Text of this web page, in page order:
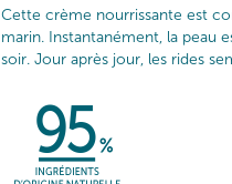
Cette crème nourrissante est
marin. Instantanément, la peau
soir. Jour après jour, les rides